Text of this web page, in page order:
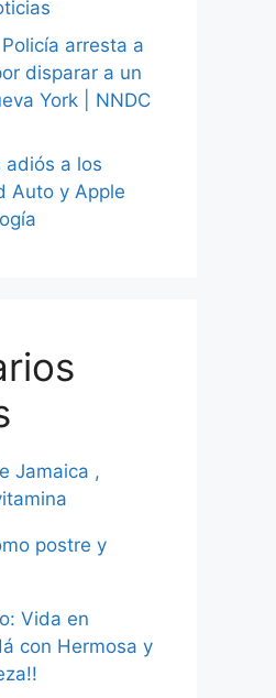
arresta a
disparar a un
York | NNDC
adiós a los
Auto y Apple
Jamaica ,
postre y
Vida en
con Hermosa y